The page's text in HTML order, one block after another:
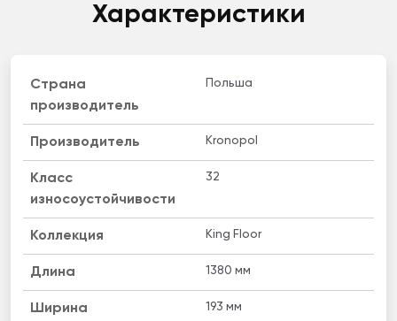
Характеристики
Страна
производитель
Польша
Производитель Kronopol
Класс
износоустойчивости
32
Коллекция King Floor
Длина 1380 мм
Ширина 193 мм